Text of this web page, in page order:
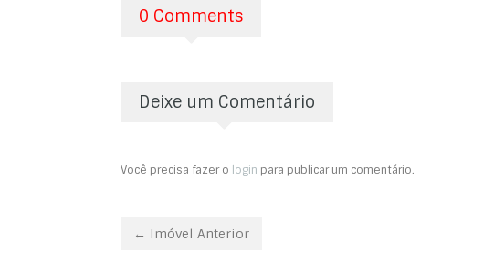
0 Comments
Deixe um Comentário
Você precisa fazer o login para publicar um comentário.
← Imóvel Anterior